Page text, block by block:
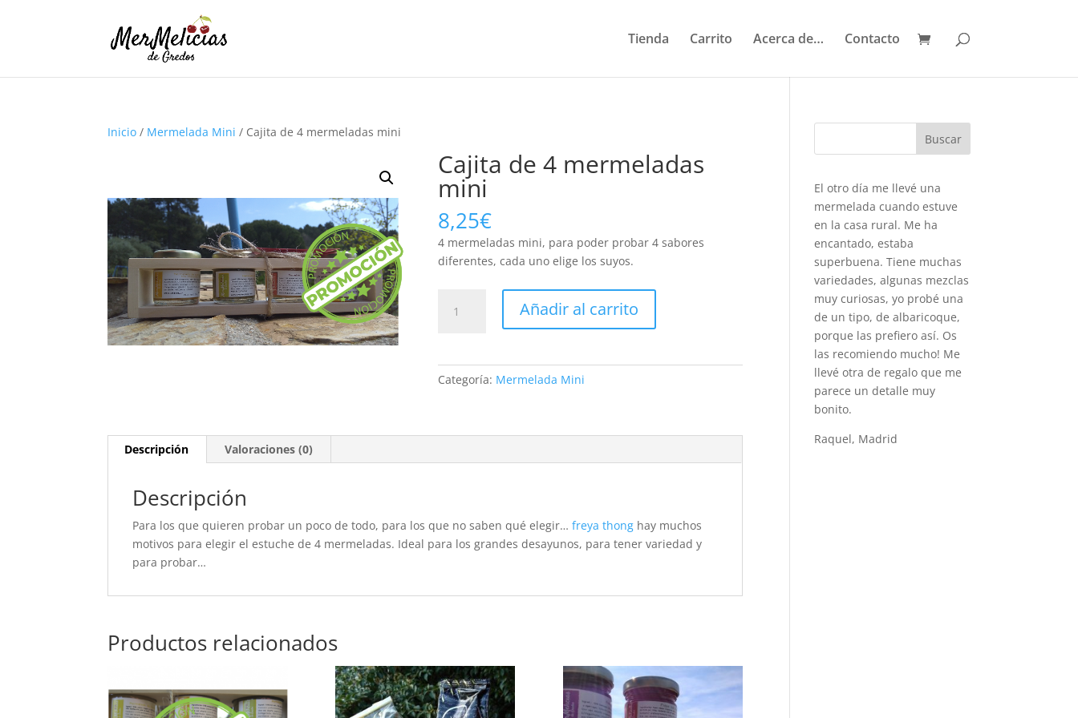
Tienda Carrito Acerca de… Contacto
Inicio / Mermelada Mini / Cajita de 4 mermeladas mini
Cajita de 4 mermeladas
mini
8,25€
4 mermeladas mini, para poder probar 4 sabores
diferentes, cada uno elige los suyos.
cantidad
Añadir al carrito
Categoría: Mermelada Mini
Descripción Valoraciones (0)
Descripción
Para los que quieren probar un poco de todo, para los que no saben qué elegir…freya thong hay muchos
motivos para elegir el estuche de 4 mermeladas. Ideal para los grandes desayunos, para tener variedad y
para probar…
Productos relacionados
El otro día me llevé una
mermelada cuando estuve
en la casa rural. Me ha
encantado, estaba
superbuena. Tiene muchas
variedades, algunas mezclas
muy curiosas, yo probé una
de un tipo, de albaricoque,
porque las prefiero así. Os
las recomiendo mucho! Me
llevé otra de regalo que me
parece un detalle muy
bonito.
Raquel, Madrid